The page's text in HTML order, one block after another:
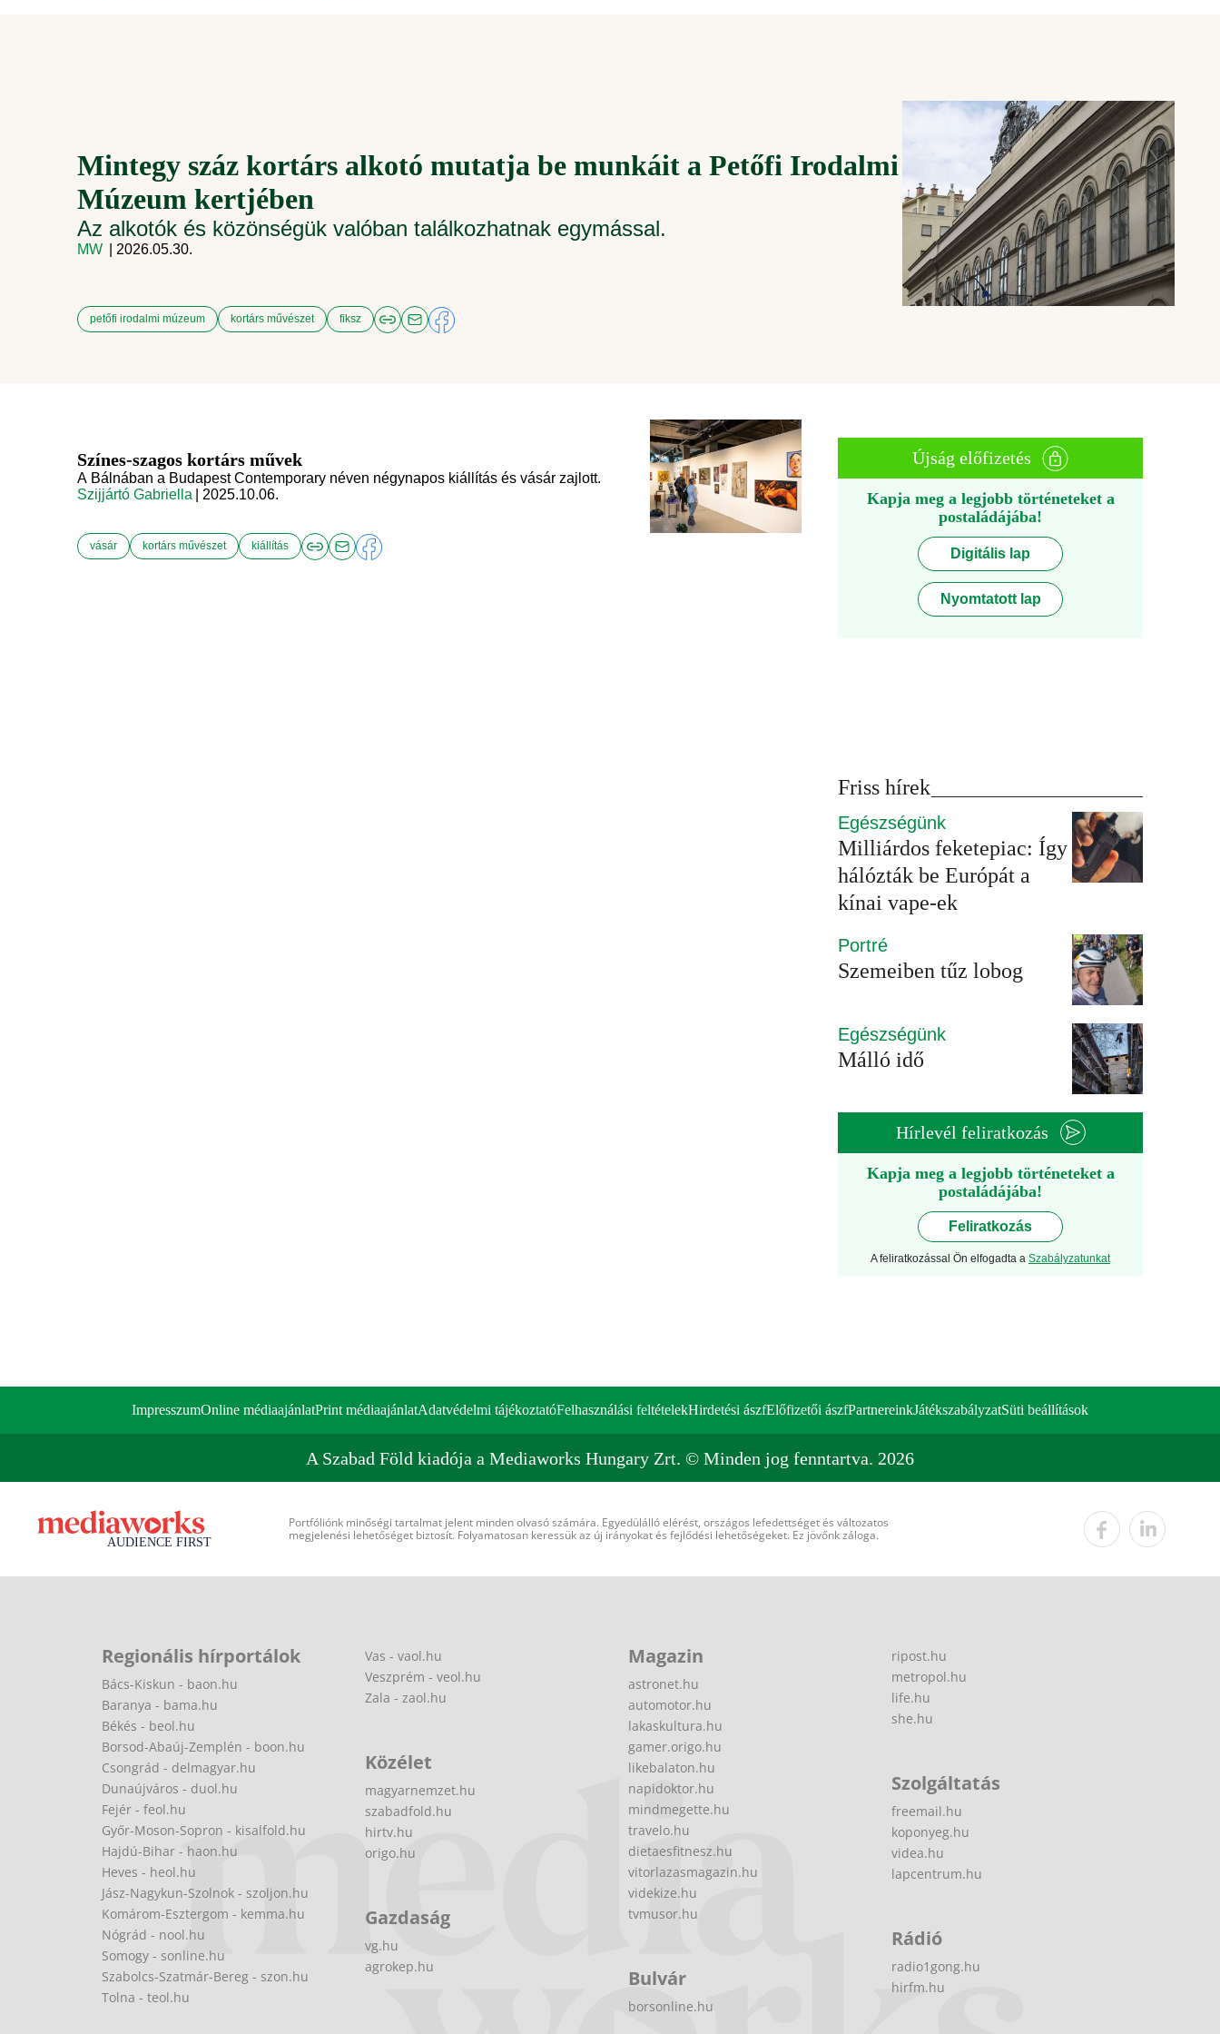
Mintegy száz kortárs alkotó mutatja be munkáit a Petőfi Irodalmi
Múzeum kertjében
Az alkotók és közönségük valóban találkozhatnak egymással.
MW | 2026.05.30.
petőfi irodalmi múzeum kortárs művészet fiksz
Színes-szagos kortárs művek
A Bálnában a Budapest Contemporary néven négynapos kiállítás és vásár zajlott.
Szijjártó Gabriella
| 2025.10.06.
vásár kortárs művészet kiállítás
Újság előfizetés
Kapja meg a legjobb történeteket a
postaládájába!
Digitális lap
Nyomtatott lap
Friss hírek
Egészségünk
Milliárdos feketepiac: Így
hálózták be Európát a
kínai vape-ek
Portré
Szemeiben tűz lobog
Egészségünk
Málló idő
Hírlevél feliratkozás
Kapja meg a legjobb történeteket a
postaládájába!
Feliratkozás
A feliratkozással Ön elfogadta a Szabályzatunkat
ImpresszumOnline médiaajánlatPrint médiaajánlatAdatvédelmi tájékoztatóFelhasználási feltételekHirdetési ászfElőfizetői ászfPartnereinkJátékszabályzatSüti beállítások
A Szabad Föld kiadója a Mediaworks Hungary Zrt. © Minden jog fenntartva. 2026
Portfóliónk minőségi tartalmat jelent minden olvasó számára. Egyedülálló elérést, országos lefedettséget és változatos
megjelenési lehetőséget biztosít. Folyamatosan keressük az új irányokat és fejlődési lehetőségeket. Ez jövőnk záloga.
Regionális hírportálok
Bács-Kiskun - baon.hu
Baranya - bama.hu
Békés - beol.hu
Borsod-Abaúj-Zemplén - boon.hu
Csongrád - delmagyar.hu
Dunaújváros - duol.hu
Fejér - feol.hu
Győr-Moson-Sopron - kisalfold.hu
Hajdú-Bihar - haon.hu
Heves - heol.hu
Jász-Nagykun-Szolnok - szoljon.hu
Komárom-Esztergom - kemma.hu
Nógrád - nool.hu
Somogy - sonline.hu
Szabolcs-Szatmár-Bereg - szon.hu
Tolna - teol.hu
Vas - vaol.hu
Veszprém - veol.hu
Zala - zaol.hu
Közélet
magyarnemzet.hu
szabadfold.hu
hirtv.hu
origo.hu
Gazdaság
vg.hu
agrokep.hu
Magazin
astronet.hu
automotor.hu
lakaskultura.hu
gamer.origo.hu
likebalaton.hu
napidoktor.hu
mindmegette.hu
travelo.hu
dietaesfitnesz.hu
vitorlazasmagazin.hu
videkize.hu
tvmusor.hu
Bulvár
borsonline.hu
ripost.hu
metropol.hu
life.hu
she.hu
Szolgáltatás
freemail.hu
koponyeg.hu
videa.hu
lapcentrum.hu
Rádió
radio1gong.hu
hirfm.hu